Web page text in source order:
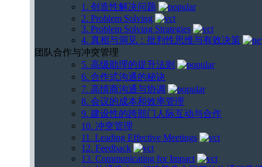
1. 创造性解决问题
2. Problem Solving
3. Problem Solving Strategies
4. 真相与洞见：批判性思维与有效决策
团队合作与冲突管理
5. 高级助理的提升法则
6. 合作式沟通的秘诀
7. 高情商沟通与协调
8. 会议的成本和效率管理
9. 建设性的跨部门人际互动与合作
10. 冲突管理
11. Leading Effective Meetings
12. Feedback
13. Communicating for Impact